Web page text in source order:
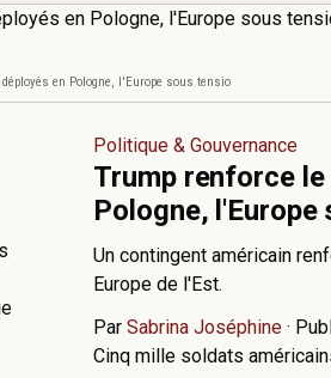
en Pologne, l'Europe sous tensio
Politique & Gouvernance
Trump renforce le
Pologne, l'Europe
Un contingent américain
Europe de l'Est.
ParSabrina Joséphine ·
Cinq mille soldats